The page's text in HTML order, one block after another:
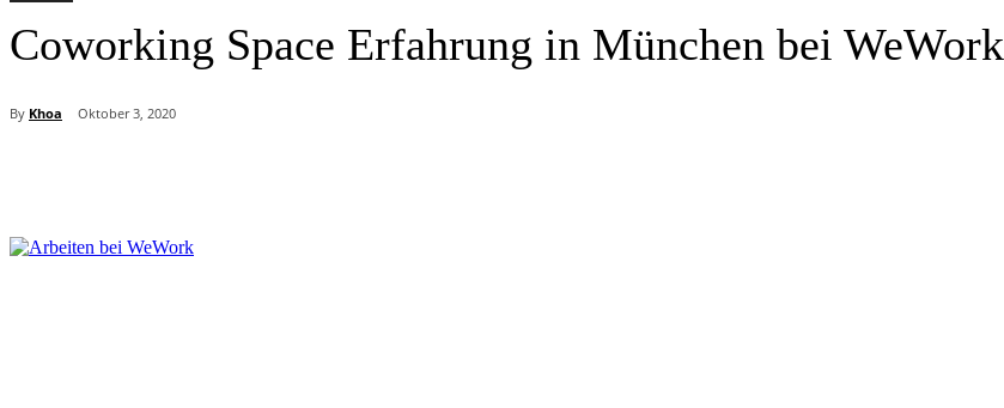
Coworking Space Erfahrung in München bei WeWork
By Khoa Oktober 3, 2020